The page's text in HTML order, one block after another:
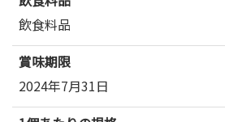
飲食料品
賞味期限
2024年7月31日